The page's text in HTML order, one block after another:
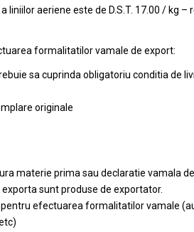
liniilor aeriene este de D.S.T. 17.00 / kg
formalitatilor vamale de export:
sa cuprinda obligatoriu conditia de
originale
materie prima sau declaratie vamala
sunt produse de exportator.
efectuarea formalitatilor vamale